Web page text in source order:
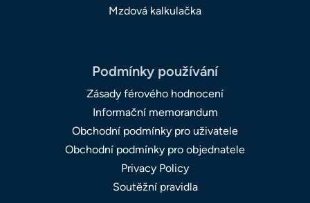
Mzdová kalkulačka
Podmínky používání
Zásady férového hodnocení
Informační memorandum
Obchodní podmínky pro uživatele
Obchodní podmínky pro objednatele
Privacy Policy
Soutěžní pravidla